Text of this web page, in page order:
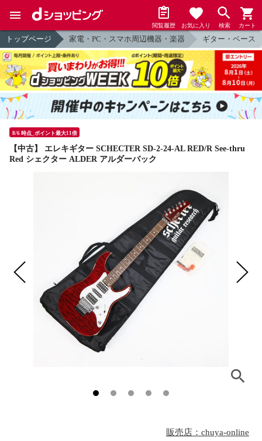
閲覧履歴 お気に入り 検索 カート
トップページ 家電・PC・スマホ周辺機器・楽器 ギター・ベース
8/6 時点_ポイント最大11倍
【中古】 エレキギター SCHECTER SD-2-24-AL RED/R See-thru
Red シェクター ALDER アルダーバック
販売店：chuya-online